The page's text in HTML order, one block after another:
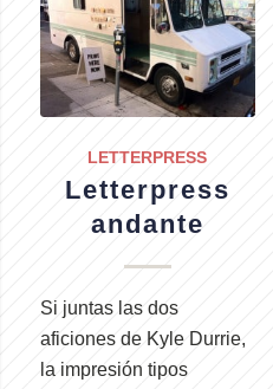
LETTERPRESS
Letterpress
andante
Si juntas las dos
aficiones de Kyle Durrie,
la impresión tipos